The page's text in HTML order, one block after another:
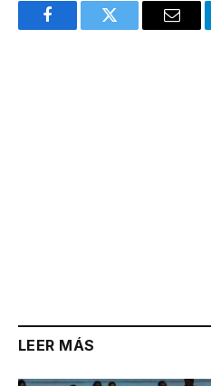
FacebookTwitter Email
LEER MÁS